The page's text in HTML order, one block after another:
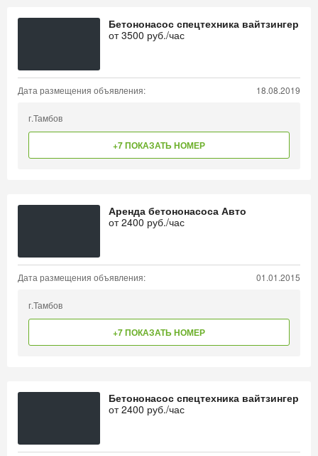
Бетононасос спецтехника вайтзингер
от3500 руб./час
Дата размещения объявления: 18.08.2019
г.Тамбов
+7 ПОКАЗАТЬ НОМЕР
Аренда бетононасоса Авто
от2400 руб./час
Дата размещения объявления: 01.01.2015
г.Тамбов
+7 ПОКАЗАТЬ НОМЕР
Бетононасос спецтехника вайтзингер
от2400 руб./час